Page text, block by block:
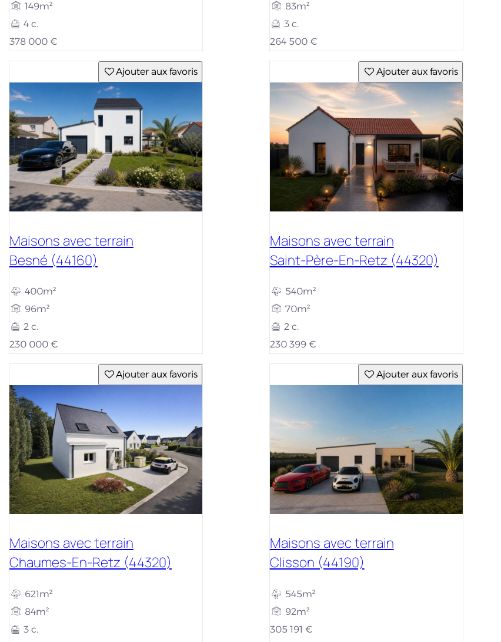
149m²
4 c.
378 000 €
83m²
3 c.
264 500 €
Ajouter aux favoris
Maisons avec terrain
Besné (44160)
400m²
96m²
2 c.
230 000 €
Ajouter aux favoris
Maisons avec terrain
Saint-Père-En-Retz (44320)
540m²
70m²
2 c.
230 399 €
Ajouter aux favoris
Maisons avec terrain
Chaumes-En-Retz (44320)
621m²
84m²
3 c.
Ajouter aux favoris
Maisons avec terrain
Clisson (44190)
545m²
92m²
305 191 €